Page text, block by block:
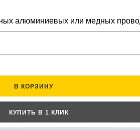
алюминиевых или медных
В КОРЗИНУ
КУПИТЬ В 1 КЛИК